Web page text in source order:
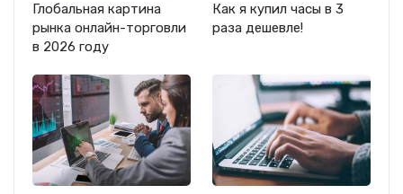
Глобальная картина
рынка онлайн-торговли
в 2026 году
Как я купил часы в 3
раза дешевле!